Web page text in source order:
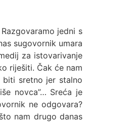
jedni s
sugovornik umara
za istovarivanje
riješiti. Čak će nam
sretno jer stalno
novca”… Sreća je
ne odgovara?
nam drugo danas